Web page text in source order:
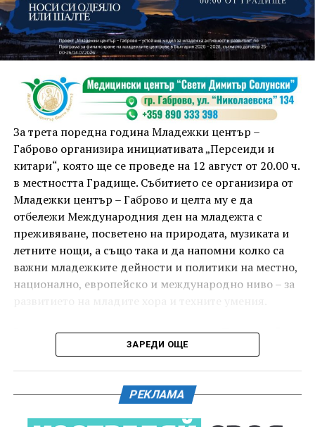
На 13 август организаторите са предвидили
занимания и за здрав дух, и за здраво тяло.
Инструкторката по пилатес и йога Йоанна Петрова
от FitLab ще се погрижи за добрия тонус с групова
тренировка от 19.00 ч., а след това ще има мозъчна
атака с куиз вечер за обща култура. Вечерта ще
приключи с прожекция на новия български
комедиен филм „Брънч за начинаещи“ – в парка,
под звездното дряновско небе.
И двете вечери ще продължи инициативата „Книга
за книга“ – всеки може да донесе книга от личната
си библиотека и да вземе друга. Целта е обмен на
заглавия, впечатления и приятен разговор за
За трета поредна година Младежки център –
Габрово организира инициативата „Персеиди и
китари“, която ще се проведе на 12 август от 20.00 ч.
в местността Градище. Събитието се организира от
Младежки център – Габрово и целта му е да
отбележи Международния ден на младежта с
преживяване, посветено на природата, музиката и
летните нощи, а също така и да напомни колко са
важни младежките дейности и политики на местно,
национално, европейско и международно ниво – за
Вечерта е в пика на метеорния поток „Персеиди“ –
едно от най-красивите и очаквани астрономически
дни Земята преминава през шлейф от частици,
оставени от кометата 109P/Swift-Tuttle.
ЗАРЕДИ ОЩЕ
РЕКЛАМА